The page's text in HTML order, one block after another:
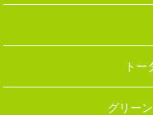
トー
グリー